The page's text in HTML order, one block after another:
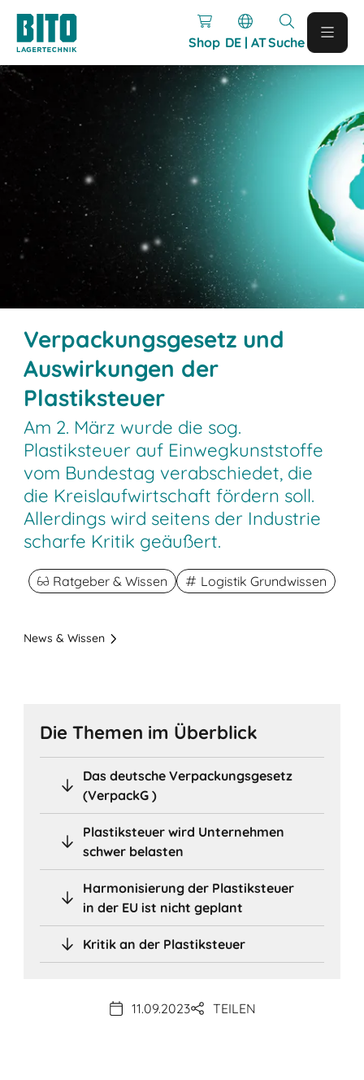
Shop DE | ATSuche
Verpackungsgesetz und
Auswirkungen der
Plastiksteuer
Am 2. März wurde die sog.
Plastiksteuer auf Einwegkunststoffe
vom Bundestag verabschiedet, die
die Kreislaufwirtschaft fördern soll.
Allerdings wird seitens der Industrie
scharfe Kritik geäußert.
Ratgeber & Wissen Logistik Grundwissen
News & Wissen
Die Themen im Überblick
Das deutsche Verpackungsgesetz
(VerpackG )
Plastiksteuer wird Unternehmen
schwer belasten
Harmonisierung der Plastiksteuer
in der EU ist nicht geplant
Kritik an der Plastiksteuer
11.09.2023 TEILEN